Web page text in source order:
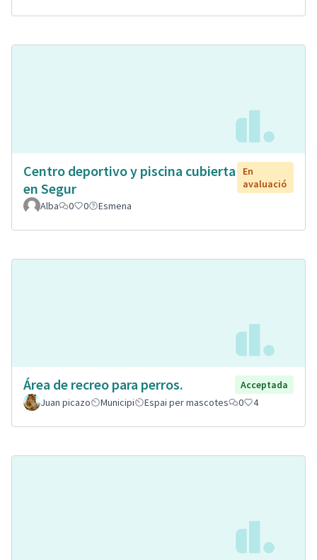
Centro deportivo y piscina cubierta
en Segur
En
avaluació
Alba
0 0 Esmena
Área de recreo para perros.
Acceptada
Juan picazo
Municipi Espai per mascotes 0 4